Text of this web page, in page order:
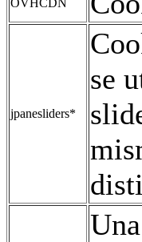
jpanesliders*
se